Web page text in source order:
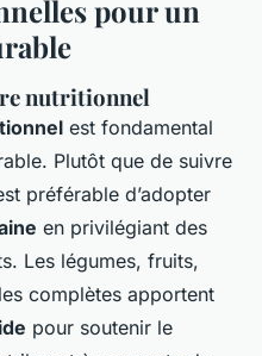
pour un
nutritionnel
est fondamental
Plutôt que de suivre
préférable d’adopter
en privilégiant des
Les légumes, fruits,
complètes apportent
pour soutenir le